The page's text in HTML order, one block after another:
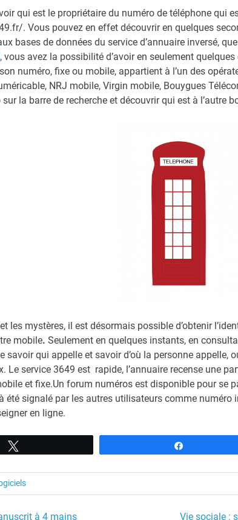
qui est le propriétaire du numéro de téléphone qui
. Vous pouvez en effet découvrir en quelques
bases de données du service d’annuaire inversé,
, vous avez la possibilité d’avoir en seulement
numéro, fixe ou mobile, appartient à l’un des
NRJ mobile, Virgin mobile, Bouygues
la barre de recherche et découvrir qui est à l’autre
les mystères, il est désormais possible d’obtenir
mobile. Seulement en quelques instants, en
savoir qui appelle et savoir d’où la personne appelle,
Le service 3649 est rapide, l’annuaire recense une
et fixe.Un forum numéros est disponible pour se
été signalé par les autres utilisateurs comme numéro
en ligne.
à 4 mains Vie sociale :